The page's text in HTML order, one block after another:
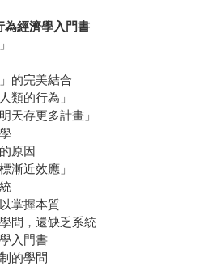
為經濟學入門書
的完美結合
類的行為」
天存更多計畫」
原因
漸近效應」
掌握本質
問，還缺乏系統
入門書
的學問